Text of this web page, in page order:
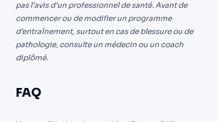
pas l’avis d’un professionnel de santé. Avant de
commencer ou de modifier un programme
d’entraînement, surtout en cas de blessure ou de
pathologie, consulte un médecin ou un coach
diplômé.
FAQ